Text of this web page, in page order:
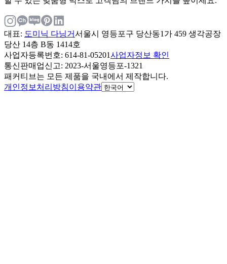
대표: 도미닉 다닝거서울시 영등포구 당산동1가 459 생각공장
당산 14층 B동 1414호
사업자등록번호: 614-81-05201사업자정보 확인
통신판매업신고: 2023-서울영등포-1321
패커티브는 모든 제품을 국내에서 제작합니다.
개인정보처리방침이용약관